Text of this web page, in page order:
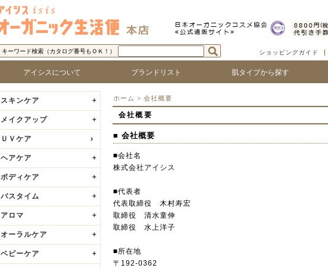
キーワード検索（カタログ番号もＯＫ！） ショッピングガイド
アイシスについて
アイシス「オーガニック生活便」について
ブランドリスト
ロゴで探す
ブランド名で探す
肌タイプから探す
スキンケア +
メイクアップ +
ＵＶケア
ヘアケア +
ボディケア +
バスタイム +
アロマ +
オーラルケア +
ベビーケア +
ホーム > 会社概要
会社概要
■ 会社概要
■会社名
株式会社アイシス
■代表者
代表取締役 木村寿宏
取締役 清水童伸
取締役 水上洋子
■所在地
〒192-0362